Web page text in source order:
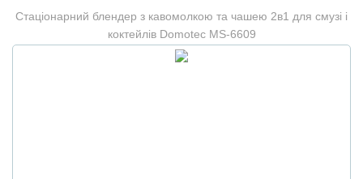
Стаціонарний блендер з кавомолкою та чашею 2в1 для смузі і
коктейлів Domotec MS-6609